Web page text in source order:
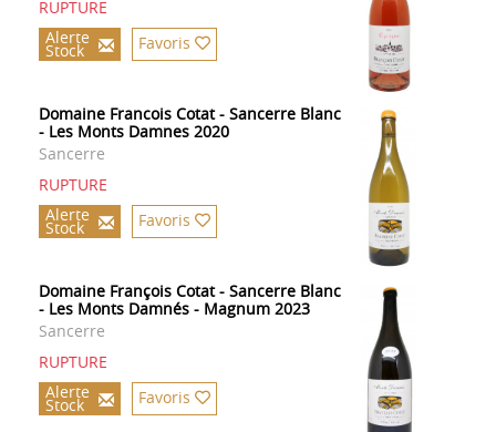
RUPTURE
Alerte
Stock Favoris
Domaine Francois Cotat - Sancerre Blanc
- Les Monts Damnes 2020
Sancerre
RUPTURE
Alerte
Stock Favoris
Domaine François Cotat - Sancerre Blanc
- Les Monts Damnés - Magnum 2023
Sancerre
RUPTURE
Alerte
Stock Favoris